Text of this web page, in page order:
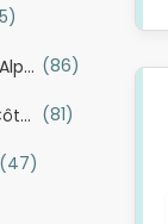
Auvergne-Rhône-Alpes (86)
Provence-Alpes-Côte d'Azur (81)
(47)